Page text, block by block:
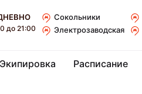
до 21:00
Сокольники
Электрозаводская
Экипировка Расписание